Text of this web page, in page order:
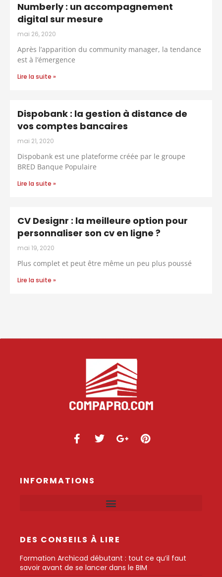
Numberly : un accompagnement
digital sur mesure
mai 26, 2020
Après l’apparition du community manager, la tendance
est à l’émergence
Lire la suite »
Dispobank : la gestion à distance de
vos comptes bancaires
mai 21, 2020
Dispobank est une plateforme créée par le groupe
BRED Banque Populaire
Lire la suite »
CV Designr : la meilleure option pour
personnaliser son cv en ligne ?
mai 19, 2020
Plus complet et peut être même un peu plus poussé
Lire la suite »
INFORMATIONS
DES CONSEILS À LIRE
Formation Archicad débutant : tout ce qu’il faut
savoir avant de se lancer dans le BIM